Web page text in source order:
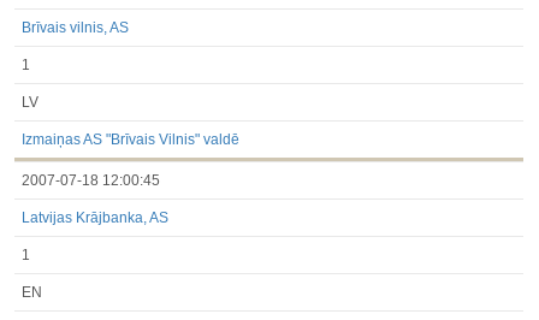
Brīvais vilnis, AS
1
LV
Izmaiņas AS "Brīvais Vilnis" valdē
2007-07-18 12:00:45
Latvijas Krājbanka, AS
1
EN